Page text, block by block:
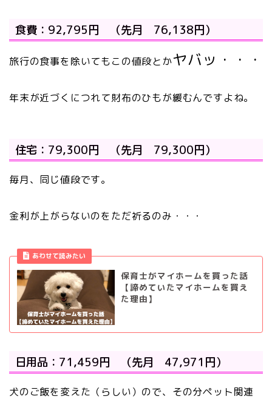
食費：92,795円 （先月 76,138円）
旅行の食事を除いてもこの値段とかヤバッ・・・
年末が近づくにつれて財布のひもが緩むんですよね。
住宅：79,300円 （先月 79,300円）
毎月、同じ値段です。
金利が上がらないのをただ祈るのみ・・・
あわせて読みたい
保育士がマイホームを買った話
【諦めていたマイホームを買え
た理由】
日用品：71,459円 （先月 47,971円）
犬のご飯を変えた（らしい）ので、その分ペット関連